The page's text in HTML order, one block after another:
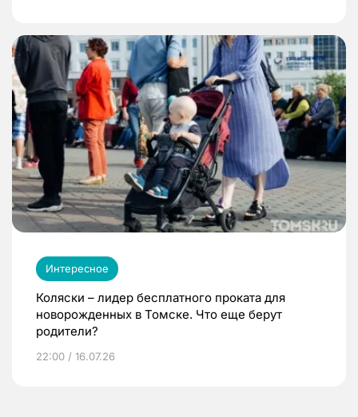
Интересное
Коляски – лидер бесплатного проката для
новорожденных в Томске. Что еще берут
родители?
22:00 / 16.07.26